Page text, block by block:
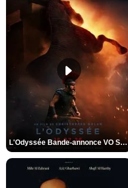
L'Odyssée Bande-annonce VO STFR